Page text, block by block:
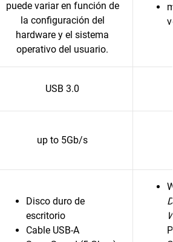
puede variar en función de
la configuración del
hardware y el sistema
operativo del usuario.
USB 3.0
up to 5Gb/s
Disco duro de
escritorio
Cable USB-A